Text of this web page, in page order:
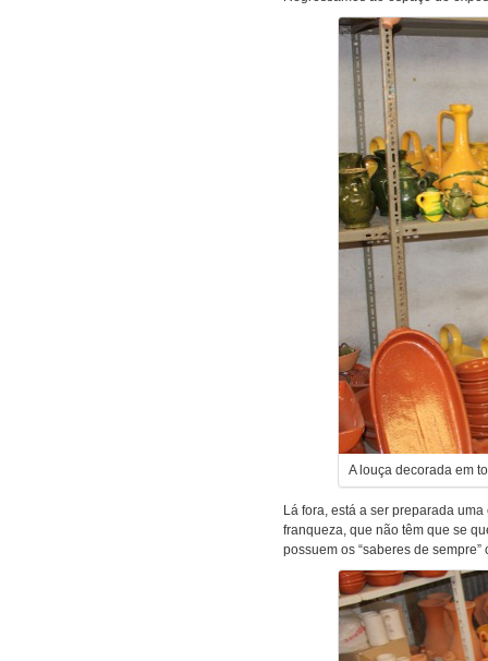
A louça decorada em
Lá fora, está a ser preparada
franqueza, que não têm que se
possuem os “saberes de